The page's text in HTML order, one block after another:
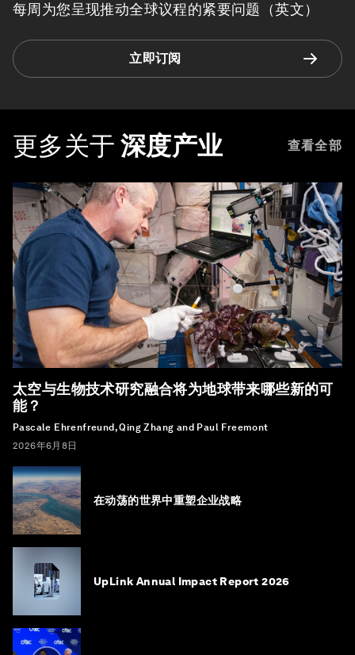
每周为您呈现推动全球议程的紧要问题（英文）
立即订阅
更多关于 深度产业 查看全部
太空与生物技术研究融合将为地球带来哪些新的可
能？
Pascale Ehrenfreund, Qing Zhang and Paul Freemont
2026年6月8日
在动荡的世界中重塑企业战略
UpLink Annual Impact Report 2026